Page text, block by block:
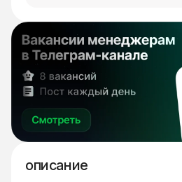
описание